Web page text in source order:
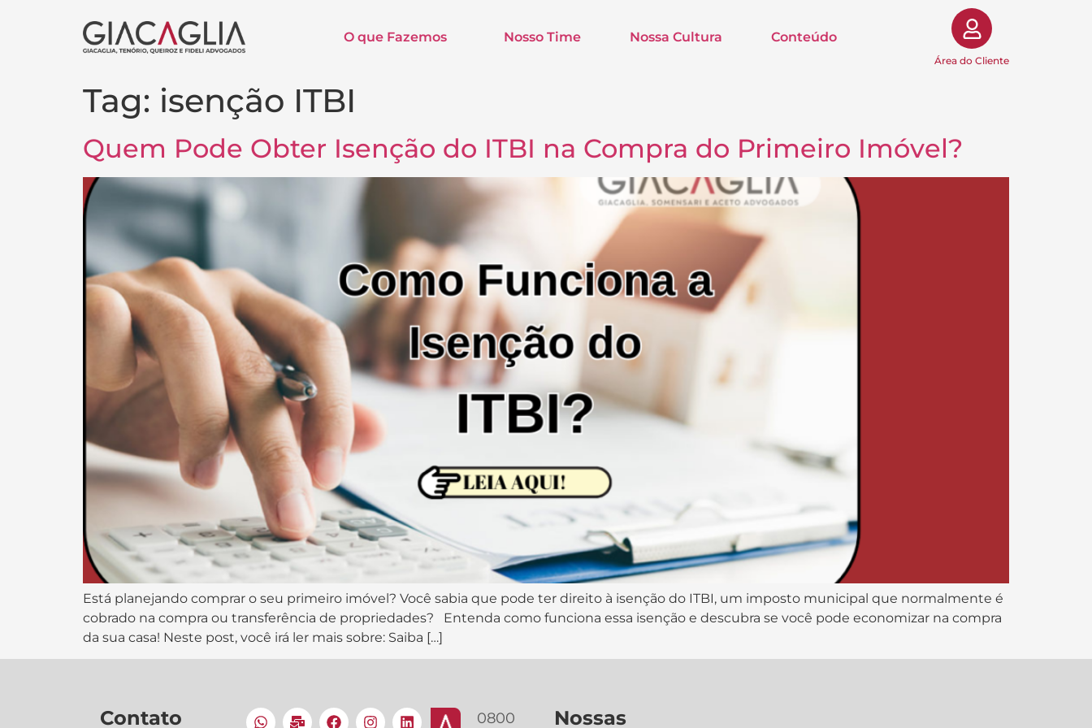
O que Fazemos Nosso Time Nossa Cultura Conteúdo
Área do Cliente
Tag: isenção ITBI
Quem Pode Obter Isenção do ITBI na Compra do Primeiro Imóvel?
Está planejando comprar o seu primeiro imóvel? Você sabia que pode ter direito à isenção do ITBI, um imposto municipal que normalmente é
cobrado na compra ou transferência de propriedades? Entenda como funciona essa isenção e descubra se você pode economizar na compra
da sua casa! Neste post, você irá ler mais sobre: Saiba […]
Contato 0800
Nossas